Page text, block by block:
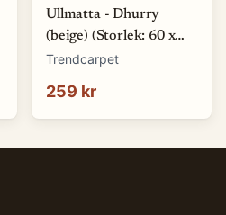
Ullmatta - Dhurry
(beige) (Storlek: 60 x
120 cm)
Trendcarpet
259 kr